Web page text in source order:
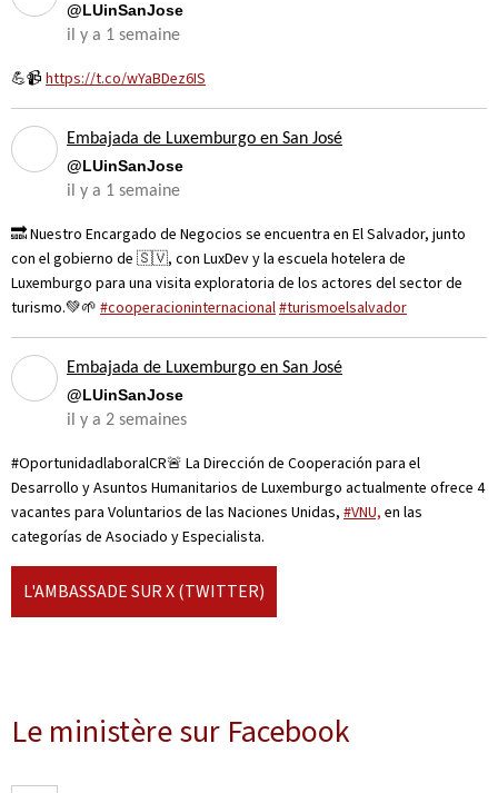
@LUinSanJose
il y a 1 semaine
💪📹 https://t.co/wYaBDez6IS
Embajada de Luxemburgo en San José
@LUinSanJose
il y a 1 semaine
🔜 Nuestro Encargado de Negocios se encuentra en El Salvador, junto
con el gobierno de 🇸🇻, con LuxDev y la escuela hotelera de
Luxemburgo para una visita exploratoria de los actores del sector de
turismo.💚🌱 #cooperacioninternacional#turismoelsalvador
Embajada de Luxemburgo en San José
@LUinSanJose
il y a 2 semaines
#OportunidadlaboralCR🚨 La Dirección de Cooperación para el
Desarrollo y Asuntos Humanitarios de Luxemburgo actualmente ofrece 4
vacantes para Voluntarios de las Naciones Unidas, #VNU, en las
categorías de Asociado y Especialista.
L'AMBASSADE SUR X (TWITTER)
Le ministère sur Facebook